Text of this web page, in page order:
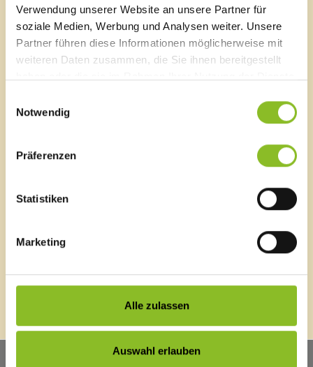
Verwendung unserer Website an unsere Partner für
soziale Medien, Werbung und Analysen weiter. Unsere
Partner führen diese Informationen möglicherweise mit
weiteren Daten zusammen, die Sie ihnen bereitgestellt
Notwendig
Präferenzen
Statistiken
Marketing
Alle zulassen
Auswahl erlauben
T0043 5522 51534-0
F 0043 5522 51534-6
E-Mail an das Gemeindeamt
Veröffentlichungsportal
Bürgermeldungen
News Archiv
Energieeffiziente Gemeinde